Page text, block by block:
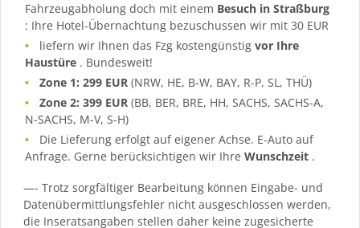
Fahrzeugabholung doch mit einem Besuch in Straßburg
: Ihre Hotel-Übernachtung bezuschussen wir mit 30 EUR
liefern wir Ihnen das Fzg kostengünstigvor Ihre
Haustüre . Bundesweit!
Zone 1: 299 EUR (NRW, HE, B-W, BAY, R-P, SL, THÜ)
Zone 2: 399 EUR (BB, BER, BRE, HH, SACHS, SACHS-A,
N-SACHS, M-V, S-H)
Die Lieferung erfolgt auf eigener Achse. E-Auto auf
Anfrage. Gerne berücksichtigen wir Ihre Wunschzeit .
—- Trotz sorgfältiger Bearbeitung können Eingabe- und
Datenübermittlungsfehler nicht ausgeschlossen werden,
die Inseratsangaben stellen daher keine zugesicherte